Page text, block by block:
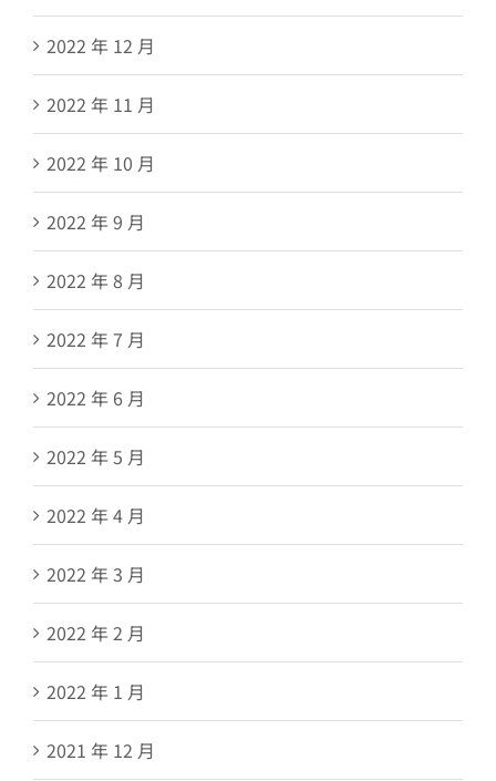
2022 年 12 月
2022 年 11 月
2022 年 10 月
2022 年 9 月
2022 年 8 月
2022 年 7 月
2022 年 6 月
2022 年 5 月
2022 年 4 月
2022 年 3 月
2022 年 2 月
2022 年 1 月
2021 年 12 月